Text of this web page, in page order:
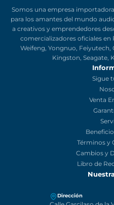
Somos una empresa
para los amantes del mundo
a creativos y emprendedores
comercializadores oficiales
Weifeng, Yongnuo,
Kingston,
Venta
Términos
Libro de